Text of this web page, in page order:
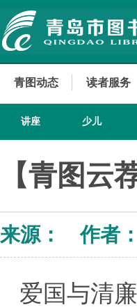
青图动态 读者服务
讲座 少儿
【青图云
来源： 作者
爱国与清